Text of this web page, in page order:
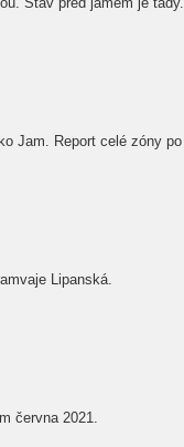
Jam. Report celé zóny po
Lipanská.
června 2021.